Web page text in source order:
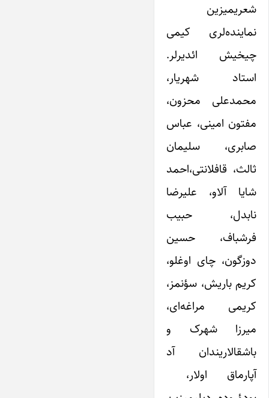
شعریمیزین
نماینده‌لری کیمی
چیخیش ائدیرلر.
استاد شهریار،
محمدعلی محزون،
مفتون امینی، عباس
صابری، سلیمان
ثالث، قافلانتی،احمد
شایا آلاو، علیرضا
نابدل، حبیب
فرشباف، حسین
دوزگون، چای اوغلو،
کریم باریش، سؤنمز،
کریمی مراغه‌ای،
میرزا شهرک و
باشقالاریندان آد
آپارماق اولار،